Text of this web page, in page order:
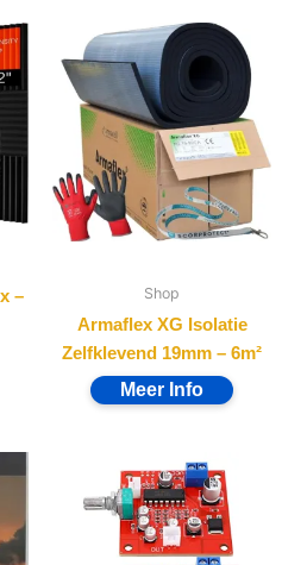
–
Shop
Armaflex XG Isolatie
Zelfklevend 19mm – 6m²